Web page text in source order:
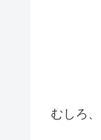
むしろ、